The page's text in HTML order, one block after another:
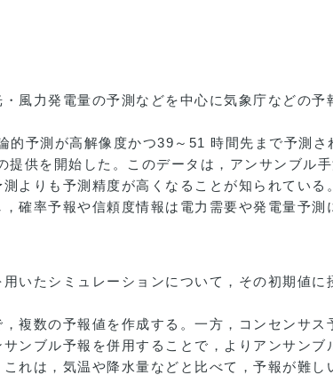
風力発電量の予測などを中心に気象庁などの
的予測が高解像度かつ39～51 時間先まで予測
供を開始した。このデータは，アンサンブル
よりも予測精度が高くなることが知られてい
確率予報や信頼度情報は電力需要や発電量予測
いたシミュレーションについて，その初期値
複数の予報値を作成する。一方，コンセンサ
ンブル予報を併用することで，よりアンサン
れは，気温や降水量などと比べて，予報が難し